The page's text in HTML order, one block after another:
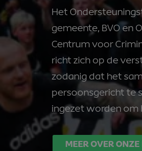
Het
gemeente, BVO en
Centrum voor
richt zich op de
zodanig dat het
persoonsgericht te
ingezet worden om
MEER OVER